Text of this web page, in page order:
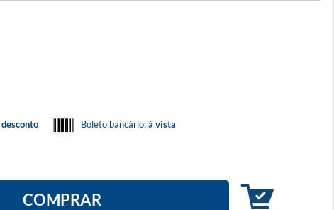
Boleto bancário:à vista
COMPRAR